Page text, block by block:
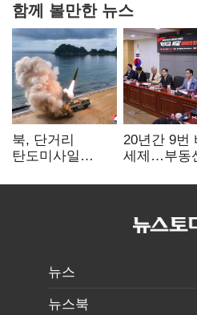
함께 볼만한 뉴스
북, 단거리
탄도미사일
"즉각 중단 촉구"
20년간 9번
세제…부동
건드렸다
뉴스
뉴스북